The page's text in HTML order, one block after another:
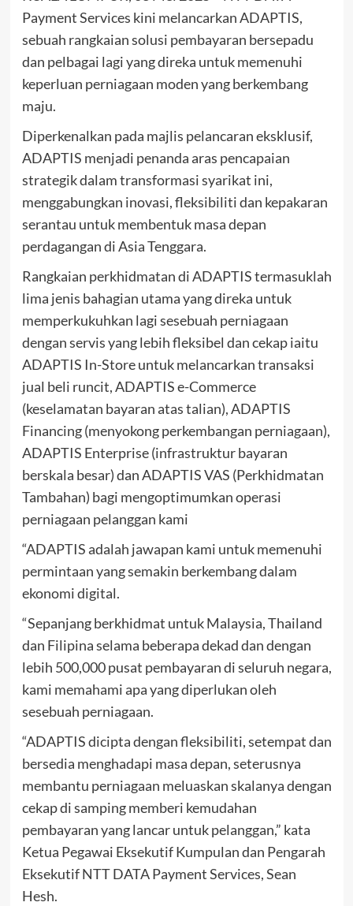
Payment Services kini melancarkan ADAPTIS,
sebuah rangkaian solusi pembayaran bersepadu
dan pelbagai lagi yang direka untuk memenuhi
keperluan perniagaan moden yang berkembang
maju.
Diperkenalkan pada majlis pelancaran eksklusif,
ADAPTIS menjadi penanda aras pencapaian
strategik dalam transformasi syarikat ini,
menggabungkan inovasi, fleksibiliti dan kepakaran
serantau untuk membentuk masa depan
perdagangan di Asia Tenggara.
Rangkaian perkhidmatan di ADAPTIS termasuklah
lima jenis bahagian utama yang direka untuk
memperkukuhkan lagi sesebuah perniagaan
dengan servis yang lebih fleksibel dan cekap iaitu
ADAPTIS In-Store untuk melancarkan transaksi
jual beli runcit, ADAPTIS e-Commerce
(keselamatan bayaran atas talian), ADAPTIS
Financing (menyokong perkembangan perniagaan),
ADAPTIS Enterprise (infrastruktur bayaran
berskala besar) dan ADAPTIS VAS (Perkhidmatan
Tambahan) bagi mengoptimumkan operasi
perniagaan pelanggan kami
“ADAPTIS adalah jawapan kami untuk memenuhi
permintaan yang semakin berkembang dalam
ekonomi digital.
“Sepanjang berkhidmat untuk Malaysia, Thailand
dan Filipina selama beberapa dekad dan dengan
lebih 500,000 pusat pembayaran di seluruh negara,
kami memahami apa yang diperlukan oleh
sesebuah perniagaan.
“ADAPTIS dicipta dengan fleksibiliti, setempat dan
bersedia menghadapi masa depan, seterusnya
membantu perniagaan meluaskan skalanya dengan
cekap di samping memberi kemudahan
pembayaran yang lancar untuk pelanggan,” kata
Ketua Pegawai Eksekutif Kumpulan dan Pengarah
Eksekutif NTT DATA Payment Services, Sean
Hesh.